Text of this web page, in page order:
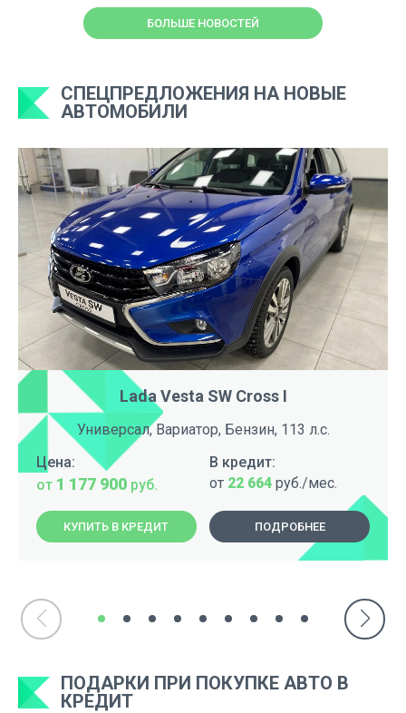
БОЛЬШЕ НОВОСТЕЙ
СПЕЦПРЕДЛОЖЕНИЯ НА НОВЫЕ
АВТОМОБИЛИ
Lada Vesta SW Cross I
Универсал, Вариатор, Бензин, 113 л.с.
Цена:
от 1 177 900 руб.
В кредит:
от 22 664руб./мес.
КУПИТЬ В КРЕДИТ ПОДРОБНЕЕ
ПОДАРКИ ПРИ ПОКУПКЕ АВТО В
КРЕДИТ